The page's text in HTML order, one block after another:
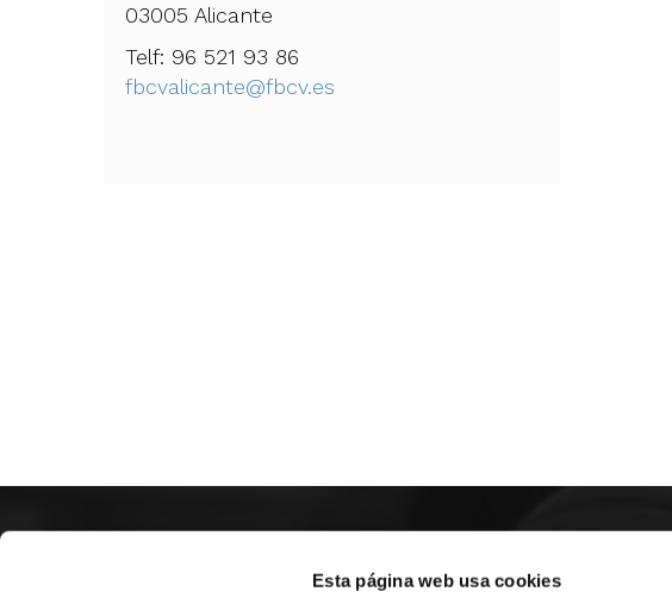
Esta página web usa cookies
03005 Alicante
Telf: 96 521 93 86
fbcvalicante@fbcv.es
SOBRE NOSOTROS